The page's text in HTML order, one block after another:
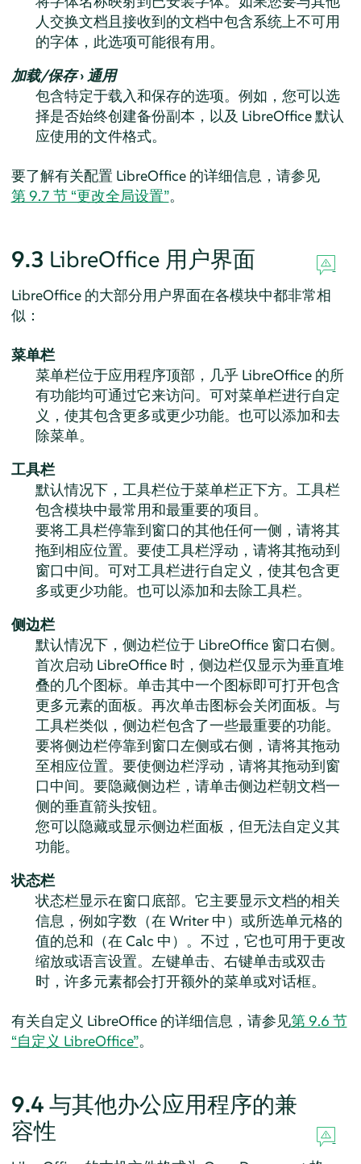
人交换文档且接收到的文档中包含系统上不可用
的字体，此选项可能很有用。
加载/保存› 通用
包含特定于载入和保存的选项。例如，您可以选
择是否始终创建备份副本，以及 LibreOffice 默认
应使用的文件格式。
要了解有关配置 LibreOffice 的详细信息，请参见
第 9.7 节 “更改全局设置”。
9.3 LibreOffice 用户界面
LibreOffice 的大部分用户界面在各模块中都非常相
似：
菜单栏
菜单栏位于应用程序顶部，几乎 LibreOffice 的所
有功能均可通过它来访问。可对菜单栏进行自定
义，使其包含更多或更少功能。也可以添加和去
除菜单。
工具栏
默认情况下，工具栏位于菜单栏正下方。工具栏
包含模块中最常用和最重要的项目。
要将工具栏停靠到窗口的其他任何一侧，请将其
拖到相应位置。要使工具栏浮动，请将其拖动到
窗口中间。可对工具栏进行自定义，使其包含更
多或更少功能。也可以添加和去除工具栏。
侧边栏
默认情况下，侧边栏位于 LibreOffice 窗口右侧。
首次启动 LibreOffice 时，侧边栏仅显示为垂直堆
叠的几个图标。单击其中一个图标即可打开包含
更多元素的面板。再次单击图标会关闭面板。与
工具栏类似，侧边栏包含了一些最重要的功能。
要将侧边栏停靠到窗口左侧或右侧，请将其拖动
至相应位置。要使侧边栏浮动，请将其拖动到窗
口中间。要隐藏侧边栏，请单击侧边栏朝文档一
侧的垂直箭头按钮。
您可以隐藏或显示侧边栏面板，但无法自定义其
功能。
状态栏
状态栏显示在窗口底部。它主要显示文档的相关
信息，例如字数（在 Writer中）或所选单元格的
值的总和（在 Calc 中）。不过，它也可用于更改
缩放或语言设置。左键单击、右键单击或双击
时，许多元素都会打开额外的菜单或对话框。
有关自定义 LibreOffice 的详细信息，请参见第 9.6 节
“自定义 LibreOffice”。
9.4 与其他办公应用程序的兼
容性